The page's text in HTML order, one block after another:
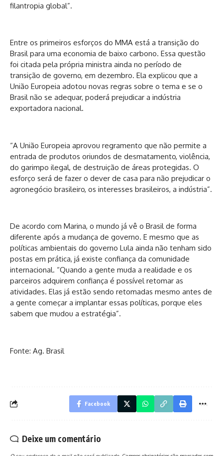
filantropia global”.
Entre os primeiros esforços do MMA está a transição do
Brasil para uma economia de baixo carbono. Essa questão
foi citada pela própria ministra ainda no período de
transição de governo, em dezembro. Ela explicou que a
União Europeia adotou novas regras sobre o tema e se o
Brasil não se adequar, poderá prejudicar a indústria
exportadora nacional.
“A União Europeia aprovou regramento que não permite a
entrada de produtos oriundos de desmatamento, violência,
do garimpo ilegal, de destruição de áreas protegidas. O
esforço será de fazer o dever de casa para não prejudicar o
agronegócio brasileiro, os interesses brasileiros, a indústria”.
De acordo com Marina, o mundo já vê o Brasil de forma
diferente após a mudança de governo. E mesmo que as
políticas ambientais do governo Lula ainda não tenham sido
postas em prática, já existe confiança da comunidade
internacional. “Quando a gente muda a realidade e os
parceiros adquirem confiança é possível retomar as
atividades. Elas já estão sendo retomadas mesmo antes de
a gente começar a implantar essas políticas, porque eles
sabem que mudou a estratégia”.
Fonte: Ag. Brasil
Facebook
Deixe um comentário